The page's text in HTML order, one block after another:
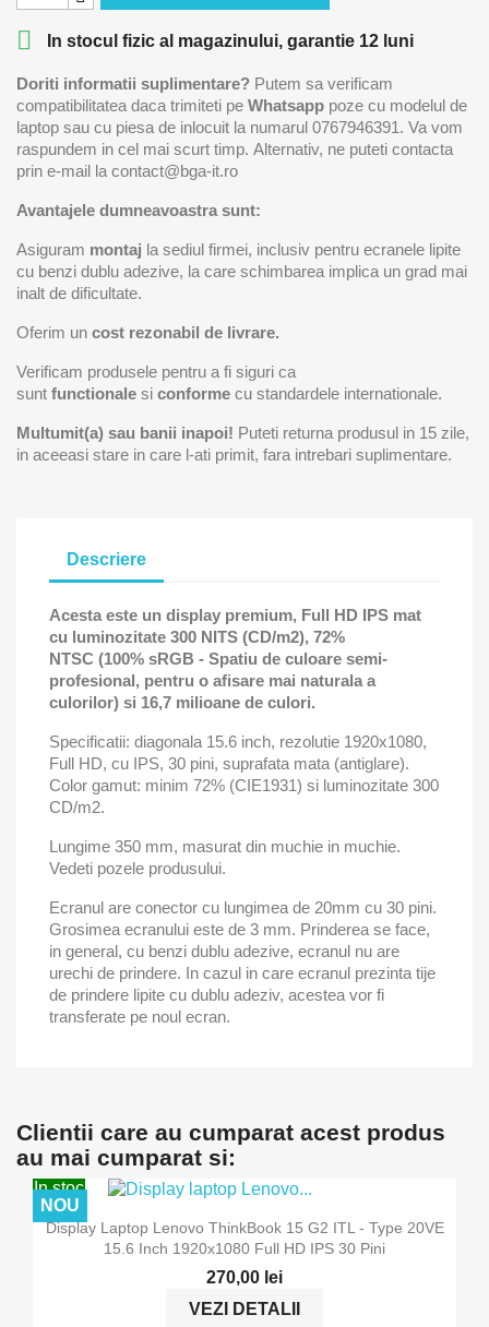
 In stocul fizic al magazinului, garantie 12 luni
Doriti informatii suplimentare? Putem sa verificam
compatibilitatea daca trimiteti pe Whatsapp poze cu modelul de
laptop sau cu piesa de inlocuit la numarul 0767946391. Va vom
raspundem in cel mai scurt timp. Alternativ, ne puteti contacta
prin e-mail la contact@bga-it.ro
Avantajele dumneavoastra sunt:
Asiguram montaj la sediul firmei, inclusiv pentru ecranele lipite
cu benzi dublu adezive, la care schimbarea implica un grad mai
inalt de dificultate.
Oferim un cost rezonabil de livrare.
Verificam produsele pentru a fi siguri ca
sunt functionale si conforme cu standardele internationale.
Multumit(a) sau banii inapoi! Puteti returna produsul in 15 zile,
in aceeasi stare in care l-ati primit, fara intrebari suplimentare.
Descriere
Acesta este un display premium, Full HD IPS mat
cu luminozitate 300 NITS (CD/m2), 72%
NTSC (100% sRGB - Spatiu de culoare semi-
profesional, pentru o afisare mai naturala a
culorilor) si 16,7 milioane de culori.
Specificatii: diagonala 15.6 inch, rezolutie 1920x1080,
Full HD, cu IPS, 30 pini, suprafata mata (antiglare).
Color gamut: minim 72% (CIE1931) si luminozitate 300
CD/m2.
Lungime 350 mm, masurat din muchie in muchie.
Vedeti pozele produsului.
Ecranul are conector cu lungimea de 20mm cu 30 pini.
Grosimea ecranului este de 3 mm. Prinderea se face,
in general, cu benzi dublu adezive, ecranul nu are
urechi de prindere. In cazul in care ecranul prezinta tije
de prindere lipite cu dublu adeziv, acestea vor fi
transferate pe noul ecran.
Clientii care au cumparat acest produs
au mai cumparat si:
In stoc
Display Laptop Lenovo ThinkBook 15 G2 ITL - Type 20VE
15.6 Inch 1920x1080 Full HD IPS 30 Pini
270,00 lei
VEZI DETALII
NOU